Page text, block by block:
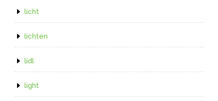
licht
lichten
lidl
light